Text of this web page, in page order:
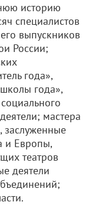
историю
специалистов
выпускников
России;
года»,
года»,
мастера
заслуженные
и Европы,
театров
деятели